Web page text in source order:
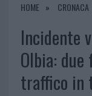
HOME CRONACA
Incidente
Olbia:
traffico